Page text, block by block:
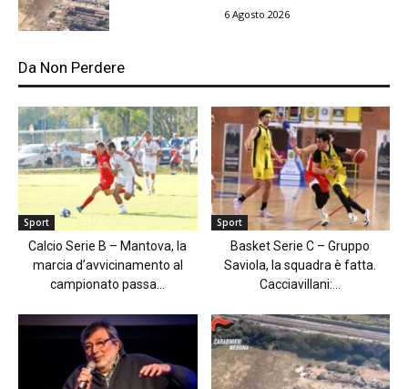
6 Agosto 2026
Da Non Perdere
Sport
Calcio Serie B – Mantova, la
marcia d’avvicinamento al
campionato passa...
Sport
Basket Serie C – Gruppo
Saviola, la squadra è fatta.
Cacciavillani:...